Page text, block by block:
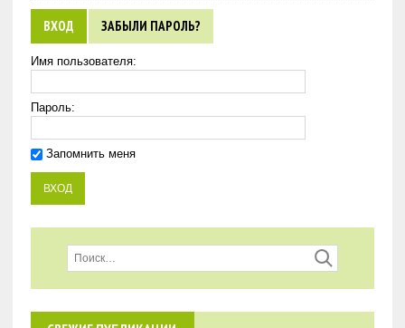
ВХОД ЗАБЫЛИ ПАРОЛЬ?
Имя пользователя:
Пароль:
Запомнить меня